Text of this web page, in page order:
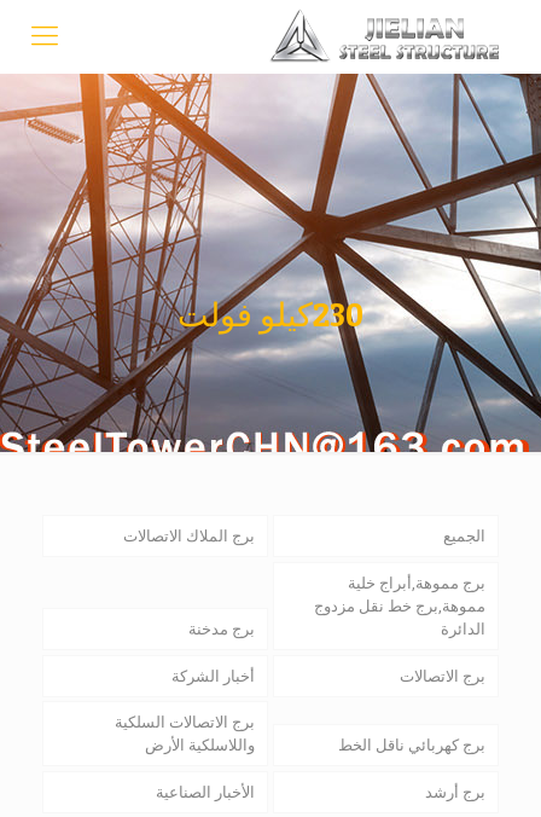
230كيلو فولت
الجميع برج الملاك الاتصالات
برج مموهة,أبراج خلية
مموهة,برج خط نقل مزدوج
الدائرة
برج مدخنة
برج الاتصالات أخبار الشركة
برج كهربائي ناقل الخط
برج الاتصالات السلكية
واللاسلكية الأرض
برج أرشد الأخبار الصناعية